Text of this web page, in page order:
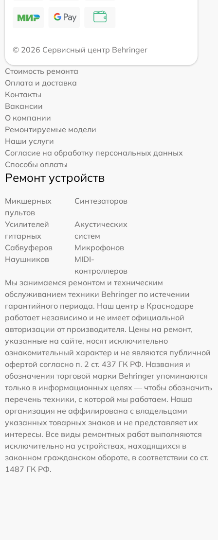
© 2026 Сервисный центр Behringer
Стоимость ремонта
Оплата и доставка
Контакты
Вакансии
О компании
Ремонтируемые модели
Наши услуги
Согласие на обработку персональных данных
Способы оплаты
Ремонт устройств
Микшерных
пультов
Синтезаторов
Усилителей
гитарных
Акустических
систем
Сабвуферов
Микрофонов
Наушников
MIDI-
контроллеров
Мы занимаемся ремонтом и техническим
обслуживанием техники Behringer по истечении
гарантийного периода. Наш центр в Краснодаре
работает независимо и не имеет официальной
авторизации от производителя. Цены на ремонт,
указанные на сайте, носят исключительно
ознакомительный характер и не являются публичной
офертой согласно п. 2 ст. 437 ГК РФ. Названия и
обозначения торговой марки Behringer упоминаются
только в информационных целях — чтобы обозначить
перечень техники, с которой мы работаем. Наша
организация не аффилирована с владельцами
указанных товарных знаков и не представляет их
интересы. Все виды ремонтных работ выполняются
исключительно на устройствах, находящихся в
законном гражданском обороте, в соответствии со ст.
1487 ГК РФ.